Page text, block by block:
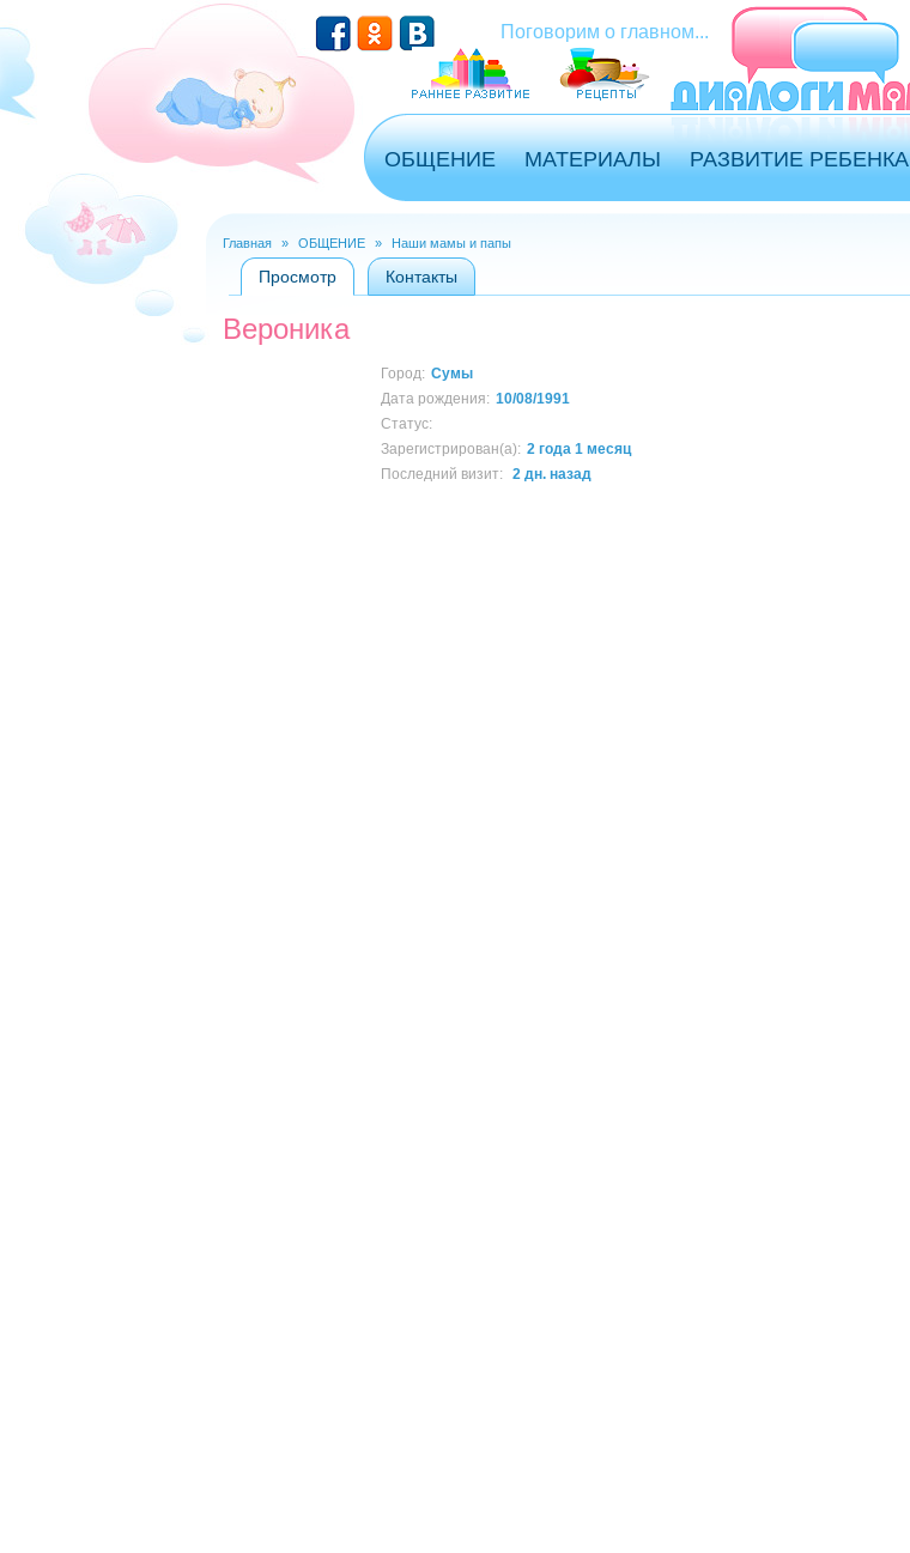
Перейти к основному содержанию
Поговорим о главном...
ОБЩЕНИЕ МАТЕРИАЛЫ РАЗВИТИЕ РЕБЕНКА
Вы здесь
Главная » ОБЩЕНИЕ » Наши мамы и папы
Главные вкладки
Просмотр (активная вкладка)
Контакты
Вероника
Город: Сумы
Дата рождения: 10/08/1991
Статус:
Зарегистрирован(а): 2 года 1 месяц
Последний визит:
2 дн. назад